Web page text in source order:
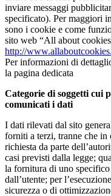
inviare messaggi
specificato). Per maggiori
sono i cookie e come
sito web “All about
http://
Per informazioni di
la pagina dedicata
Categorie di soggetti cui
comunicati i dati
I dati rilevati dal sito
forniti a terzi, tranne che in
richiesta da parte
casi previsti dalla legge;
la fornitura di uno
dall’utente; per
sicurezza o di